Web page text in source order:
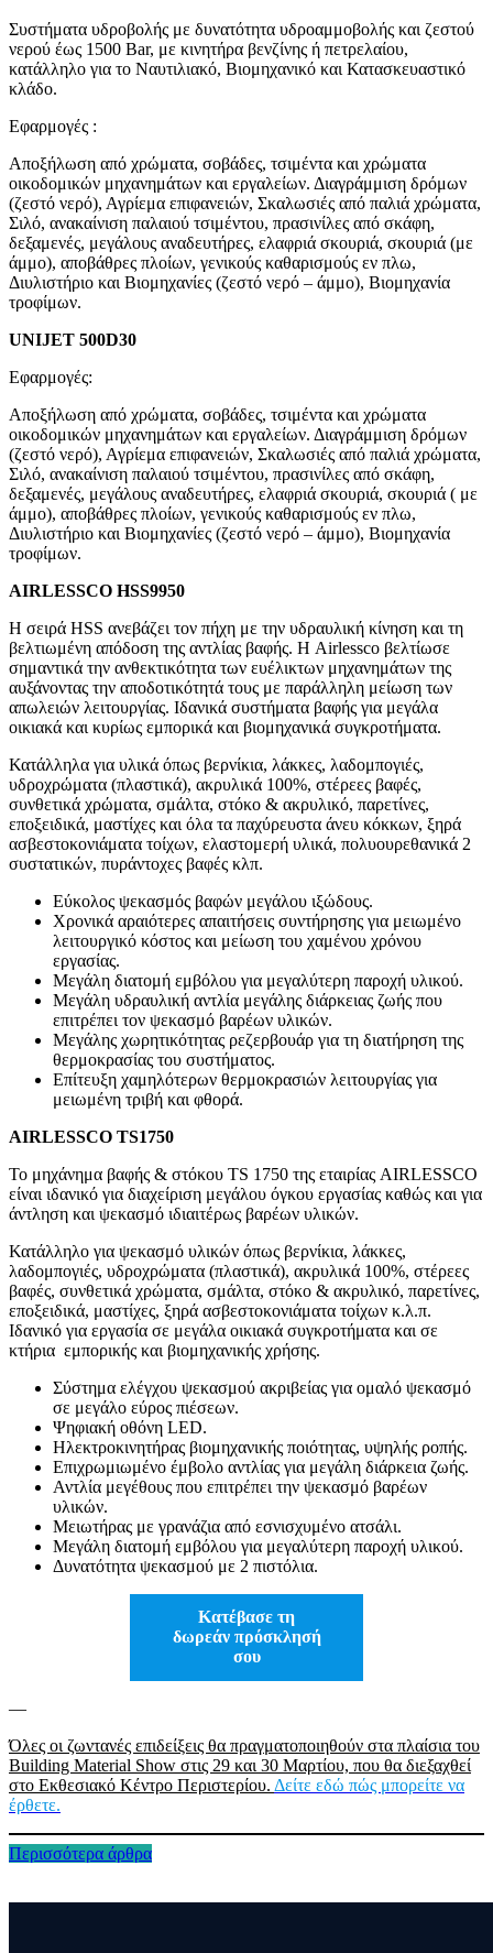
Συστήματα υδροβολής με δυνατότητα υδροαμμοβολής και ζεστού
νερού έως 1500 Bar, με κινητήρα βενζίνης ή πετρελαίου,
κατάλληλο για το Ναυτιλιακό, Βιομηχανικό και Κατασκευαστικό
κλάδο.
Εφαρμογές :
Αποξήλωση από χρώματα, σοβάδες, τσιμέντα και χρώματα
οικοδομικών μηχανημάτων και εργαλείων. Διαγράμμιση δρόμων
(ζεστό νερό), Αγρίεμα επιφανειών, Σκαλωσιές από παλιά χρώματα,
Σιλό, ανακαίνιση παλαιού τσιμέντου, πρασινίλες από σκάφη,
δεξαμενές, μεγάλους αναδευτήρες, ελαφριά σκουριά, σκουριά (με
άμμο), αποβάθρες πλοίων, γενικούς καθαρισμούς εν πλω,
Διυλιστήριο και Βιομηχανίες (ζεστό νερό – άμμο), Βιομηχανία
τροφίμων.
UNIJET 500D30
Εφαρμογές:
Αποξήλωση από χρώματα, σοβάδες, τσιμέντα και χρώματα
οικοδομικών μηχανημάτων και εργαλείων. Διαγράμμιση δρόμων
(ζεστό νερό), Αγρίεμα επιφανειών, Σκαλωσιές από παλιά χρώματα,
Σιλό, ανακαίνιση παλαιού τσιμέντου, πρασινίλες από σκάφη,
δεξαμενές, μεγάλους αναδευτήρες, ελαφριά σκουριά, σκουριά ( με
άμμο), αποβάθρες πλοίων, γενικούς καθαρισμούς εν πλω,
Διυλιστήριο και Βιομηχανίες (ζεστό νερό – άμμο), Βιομηχανία
τροφίμων.
AIRLESSCO HSS9950
Η σειρά HSS ανεβάζει τον πήχη με την υδραυλική κίνηση και τη
βελτιωμένη απόδοση της αντλίας βαφής. Η Airlessco βελτίωσε
σημαντικά την ανθεκτικότητα των ευέλικτων μηχανημάτων της
αυξάνοντας την αποδοτικότητά τους με παράλληλη μείωση των
απωλειών λειτουργίας. Ιδανικά συστήματα βαφής για μεγάλα
οικιακά και κυρίως εμπορικά και βιομηχανικά συγκροτήματα.
Κατάλληλα για υλικά όπως βερνίκια, λάκκες, λαδομπογιές,
υδροχρώματα (πλαστικά), ακρυλικά 100%, στέρεες βαφές,
συνθετικά χρώματα, σμάλτα, στόκο & ακρυλικό, παρετίνες,
εποξειδικά, μαστίχες και όλα τα παχύρευστα άνευ κόκκων, ξηρά
ασβεστοκονιάματα τοίχων, ελαστομερή υλικά, πολυουρεθανικά 2
συστατικών, πυράντοχες βαφές κλπ.
Εύκολος ψεκασμός βαφών μεγάλου ιξώδους.
Χρονικά αραιότερες απαιτήσεις συντήρησης για μειωμένο
λειτουργικό κόστος και μείωση του χαμένου χρόνου
εργασίας.
Μεγάλη διατομή εμβόλου για μεγαλύτερη παροχή υλικού.
Μεγάλη υδραυλική αντλία μεγάλης διάρκειας ζωής που
επιτρέπει τον ψεκασμό βαρέων υλικών.
Μεγάλης χωρητικότητας ρεζερβουάρ για τη διατήρηση της
θερμοκρασίας του συστήματος.
Επίτευξη χαμηλότερων θερμοκρασιών λειτουργίας για
μειωμένη τριβή και φθορά.
AIRLESSCO TS1750
Το μηχάνημα βαφής & στόκου TS 1750 της εταιρίας AIRLESSCO
είναι ιδανικό για διαχείριση μεγάλου όγκου εργασίας καθώς και για
άντληση και ψεκασμό ιδιαιτέρως βαρέων υλικών.
Κατάλληλο για ψεκασμό υλικών όπως βερνίκια, λάκκες,
λαδομπογιές, υδροχρώματα (πλαστικά), ακρυλικά 100%, στέρεες
βαφές, συνθετικά χρώματα, σμάλτα, στόκο & ακρυλικό, παρετίνες,
εποξειδικά, μαστίχες, ξηρά ασβεστοκονιάματα τοίχων κ.λ.π.
Ιδανικό για εργασία σε μεγάλα οικιακά συγκροτήματα και σε
κτήρια εμπορικής και βιομηχανικής χρήσης.
Σύστημα ελέγχου ψεκασμού ακριβείας για ομαλό ψεκασμό
σε μεγάλο εύρος πιέσεων.
Ψηφιακή οθόνη LED.
Ηλεκτροκινητήρας βιομηχανικής ποιότητας, υψηλής ροπής.
Επιχρωμιωμένο έμβολο αντλίας για μεγάλη διάρκεια ζωής.
Αντλία μεγέθους που επιτρέπει την ψεκασμό βαρέων
υλικών.
Μειωτήρας με γρανάζια από εσνισχυμένο ατσάλι.
Μεγάλη διατομή εμβόλου για μεγαλύτερη παροχή υλικού.
Δυνατότητα ψεκασμού με 2 πιστόλια.
Κατέβασε τη
δωρεάν πρόσκλησή
σου
—
Όλες οι ζωντανές επιδείξεις θα πραγματοποιηθούν στα πλαίσια του
Building Material Show στις 29 και 30 Μαρτίου, που θα διεξαχθεί
στο Εκθεσιακό Κέντρο Περιστερίου. Δείτε εδώ πώς μπορείτε να
έρθετε.
Περισσότερα άρθρα